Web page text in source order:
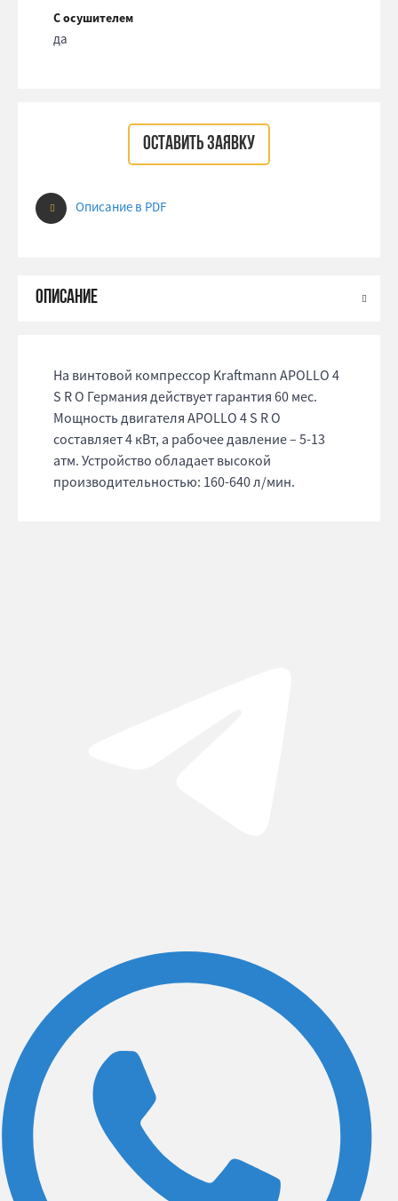
С осушителем
да
ОСТАВИТЬ ЗАЯВКУ
Описание в PDF
На винтовой компрессор Kraftmann APOLLO 4
S R O Германия действует гарантия 60 мес.
Мощность двигателя APOLLO 4 S R O
составляет 4 кВт, а рабочее давление – 5-13
атм. Устройство обладает высокой
производительностью: 160-640 л/мин.